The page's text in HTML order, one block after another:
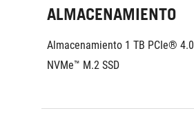
ALMACENAMIENTO
Almacenamiento 1 TB PCIe® 4.0
NVMe™ M.2 SSD